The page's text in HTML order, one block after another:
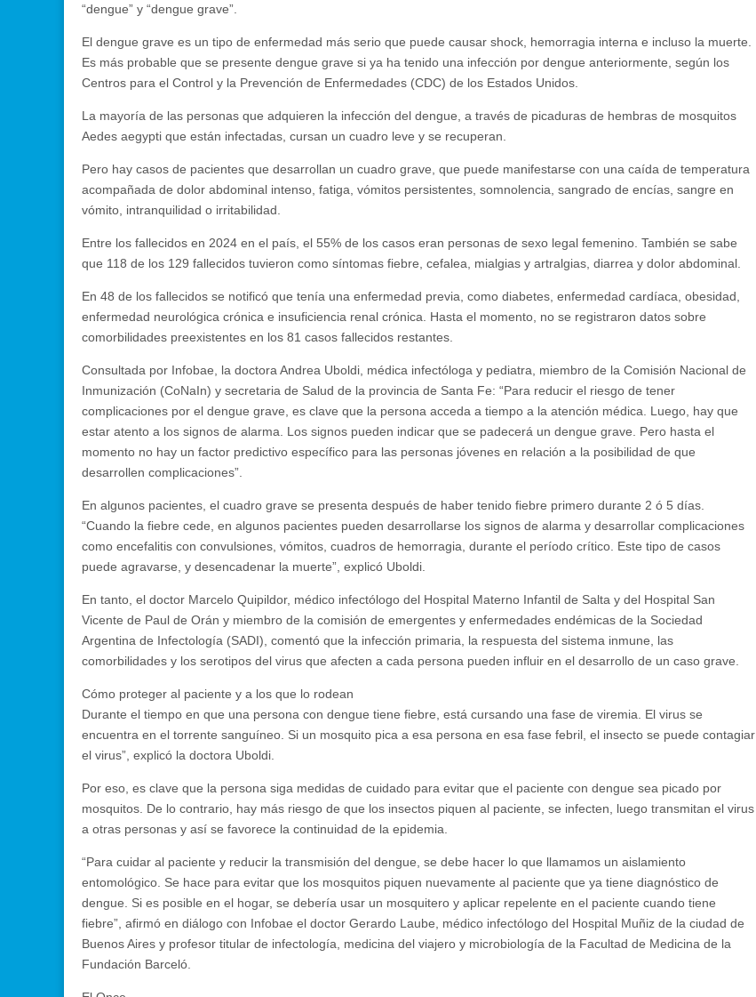
“dengue” y “dengue grave”.
El dengue grave es un tipo de enfermedad más serio que puede causar shock, hemorragia interna e incluso la muerte.
Es más probable que se presente dengue grave si ya ha tenido una infección por dengue anteriormente, según los
Centros para el Control y la Prevención de Enfermedades (CDC) de los Estados Unidos.
La mayoría de las personas que adquieren la infección del dengue, a través de picaduras de hembras de mosquitos
Aedes aegypti que están infectadas, cursan un cuadro leve y se recuperan.
Pero hay casos de pacientes que desarrollan un cuadro grave, que puede manifestarse con una caída de temperatura
acompañada de dolor abdominal intenso, fatiga, vómitos persistentes, somnolencia, sangrado de encías, sangre en
vómito, intranquilidad o irritabilidad.
Entre los fallecidos en 2024 en el país, el 55% de los casos eran personas de sexo legal femenino. También se sabe
que 118 de los 129 fallecidos tuvieron como síntomas fiebre, cefalea, mialgias y artralgias, diarrea y dolor abdominal.
En 48 de los fallecidos se notificó que tenía una enfermedad previa, como diabetes, enfermedad cardíaca, obesidad,
enfermedad neurológica crónica e insuficiencia renal crónica. Hasta el momento, no se registraron datos sobre
comorbilidades preexistentes en los 81 casos fallecidos restantes.
Consultada por Infobae, la doctora Andrea Uboldi, médica infectóloga y pediatra, miembro de la Comisión Nacional de
Inmunización (CoNaIn) y secretaria de Salud de la provincia de Santa Fe: “Para reducir el riesgo de tener
complicaciones por el dengue grave, es clave que la persona acceda a tiempo a la atención médica. Luego, hay que
estar atento a los signos de alarma. Los signos pueden indicar que se padecerá un dengue grave. Pero hasta el
momento no hay un factor predictivo específico para las personas jóvenes en relación a la posibilidad de que
desarrollen complicaciones”.
En algunos pacientes, el cuadro grave se presenta después de haber tenido fiebre primero durante 2 ó 5 días.
“Cuando la fiebre cede, en algunos pacientes pueden desarrollarse los signos de alarma y desarrollar complicaciones
como encefalitis con convulsiones, vómitos, cuadros de hemorragia, durante el período crítico. Este tipo de casos
puede agravarse, y desencadenar la muerte”, explicó Uboldi.
En tanto, el doctor Marcelo Quipildor, médico infectólogo del Hospital Materno Infantil de Salta y del Hospital San
Vicente de Paul de Orán y miembro de la comisión de emergentes y enfermedades endémicas de la Sociedad
Argentina de Infectología (SADI), comentó que la infección primaria, la respuesta del sistema inmune, las
comorbilidades y los serotipos del virus que afecten a cada persona pueden influir en el desarrollo de un caso grave.
Cómo proteger al paciente y a los que lo rodean
Durante el tiempo en que una persona con dengue tiene fiebre, está cursando una fase de viremia. El virus se
encuentra en el torrente sanguíneo. Si un mosquito pica a esa persona en esa fase febril, el insecto se puede contagiar
el virus”, explicó la doctora Uboldi.
Por eso, es clave que la persona siga medidas de cuidado para evitar que el paciente con dengue sea picado por
mosquitos. De lo contrario, hay más riesgo de que los insectos piquen al paciente, se infecten, luego transmitan el virus
a otras personas y así se favorece la continuidad de la epidemia.
“Para cuidar al paciente y reducir la transmisión del dengue, se debe hacer lo que llamamos un aislamiento
entomológico. Se hace para evitar que los mosquitos piquen nuevamente al paciente que ya tiene diagnóstico de
dengue. Si es posible en el hogar, se debería usar un mosquitero y aplicar repelente en el paciente cuando tiene
fiebre”, afirmó en diálogo con Infobae el doctor Gerardo Laube, médico infectólogo del Hospital Muñiz de la ciudad de
Buenos Aires y profesor titular de infectología, medicina del viajero y microbiología de la Facultad de Medicina de la
Fundación Barceló.